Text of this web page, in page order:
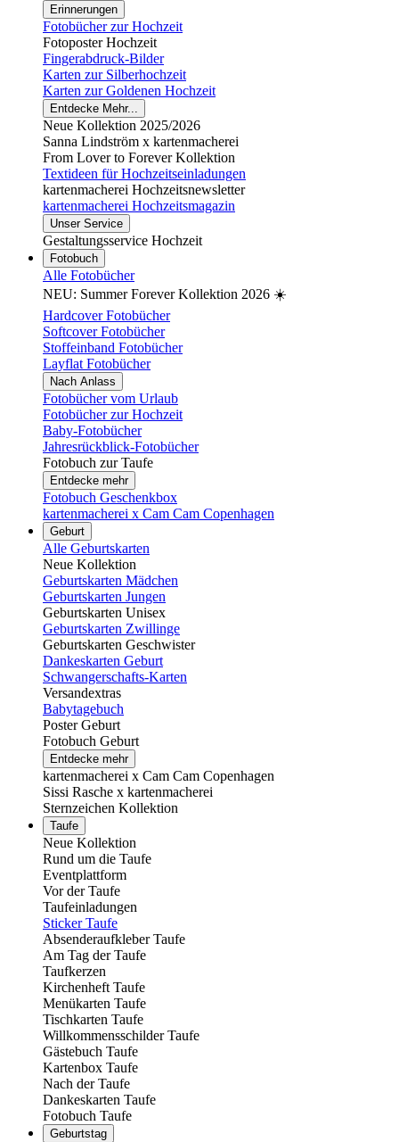
Erinnerungen
Fotobücher zur Hochzeit
Fotoposter Hochzeit
Fingerabdruck-Bilder
Karten zur Silberhochzeit
Karten zur Goldenen Hochzeit
Entdecke Mehr...
Neue Kollektion 2025/2026
Sanna Lindström x kartenmacherei
From Lover to Forever Kollektion
Textideen für Hochzeitseinladungen
kartenmacherei Hochzeitsnewsletter
kartenmacherei Hochzeitsmagazin
Unser Service
Gestaltungsservice Hochzeit
Fotobuch
Alle Fotobücher
NEU: Summer Forever Kollektion 2026 ☀️
Hardcover Fotobücher
Softcover Fotobücher
Stoffeinband Fotobücher
Layflat Fotobücher
Nach Anlass
Fotobücher vom Urlaub
Fotobücher zur Hochzeit
Baby-Fotobücher
Jahresrückblick-Fotobücher
Fotobuch zur Taufe
Entdecke mehr
Fotobuch Geschenkbox
kartenmacherei x Cam Cam Copenhagen
Geburt
Alle Geburtskarten
Neue Kollektion
Geburtskarten Mädchen
Geburtskarten Jungen
Geburtskarten Unisex
Geburtskarten Zwillinge
Geburtskarten Geschwister
Dankeskarten Geburt
Schwangerschafts-Karten
Versandextras
Babytagebuch
Poster Geburt
Fotobuch Geburt
Entdecke mehr
kartenmacherei x Cam Cam Copenhagen
Sissi Rasche x kartenmacherei
Sternzeichen Kollektion
Taufe
Neue Kollektion
Rund um die Taufe
Eventplattform
Vor der Taufe
Taufeinladungen
Sticker Taufe
Absenderaufkleber Taufe
Am Tag der Taufe
Taufkerzen
Kirchenheft Taufe
Menükarten Taufe
Tischkarten Taufe
Willkommensschilder Taufe
Gästebuch Taufe
Kartenbox Taufe
Nach der Taufe
Dankeskarten Taufe
Fotobuch Taufe
Geburtstag